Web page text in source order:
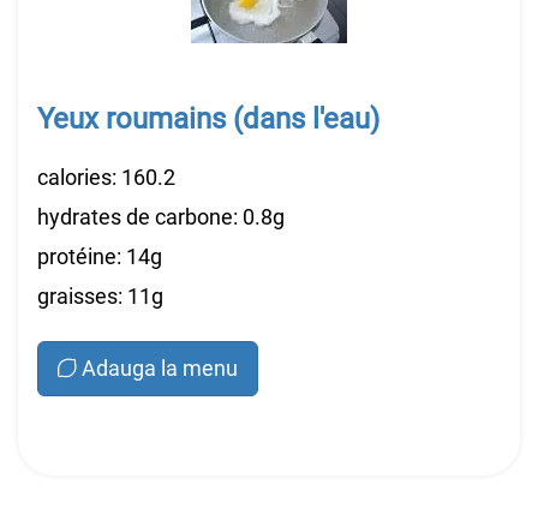
Yeux roumains (dans l'eau)
calories: 160.2
hydrates de carbone: 0.8g
protéine: 14g
graisses: 11g
Adauga la menu